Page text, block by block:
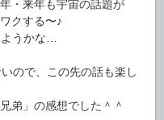
・来年も宇宙の話題が
クする〜♪
ようかな…
ので、この先の話も楽し
弟」の感想でした＾＾